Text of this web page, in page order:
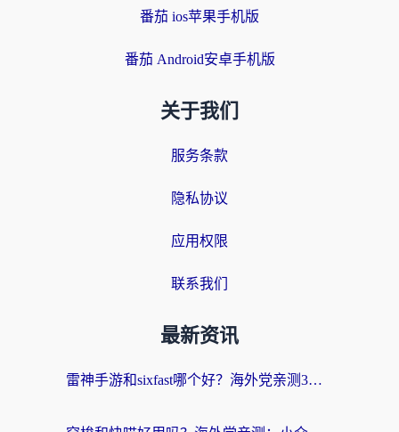
番茄 ios苹果手机版
番茄 Android安卓手机版
关于我们
服务条款
隐私协议
应用权限
联系我们
最新资讯
雷神手游和sixfast哪个好？海外党亲测3款回国加速器，教你选对不踩坑